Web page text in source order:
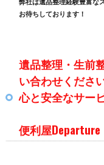
お待ちしております！
遺品整理・生前
い合わせくださ
心と安全なサー
便利屋